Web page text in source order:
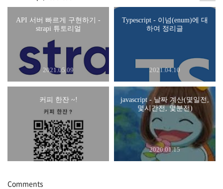
API 서버 빠르게 구현하기 -
strapi 튜토리얼
2021.05.09
Typescript - 이넘(enum)에 대
하여 정리글
2021.04.10
커피 한잔 ~!
2020.01.29
javascript - 날짜 계산(몇일전,
몇시간전, 몇분전)
2020.01.15
Comments